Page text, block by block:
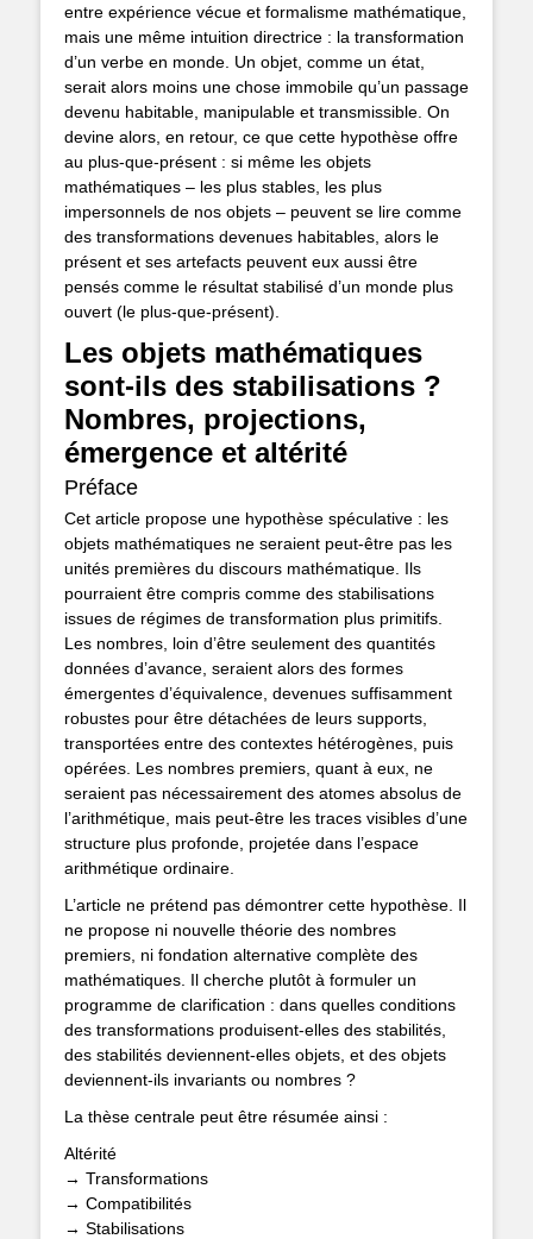
entre expérience vécue et formalisme mathématique,
mais une même intuition directrice : la transformation
d’un verbe en monde. Un objet, comme un état,
serait alors moins une chose immobile qu’un passage
devenu habitable, manipulable et transmissible. On
devine alors, en retour, ce que cette hypothèse offre
au plus-que-présent : si même les objets
mathématiques – les plus stables, les plus
impersonnels de nos objets – peuvent se lire comme
des transformations devenues habitables, alors le
présent et ses artefacts peuvent eux aussi être
pensés comme le résultat stabilisé d’un monde plus
ouvert (le plus-que-présent).
Les objets mathématiques
sont-ils des stabilisations ?
Nombres, projections,
émergence et altérité
Préface
Cet article propose une hypothèse spéculative : les
objets mathématiques ne seraient peut-être pas les
unités premières du discours mathématique. Ils
pourraient être compris comme des stabilisations
issues de régimes de transformation plus primitifs.
Les nombres, loin d’être seulement des quantités
données d’avance, seraient alors des formes
émergentes d’équivalence, devenues suffisamment
robustes pour être détachées de leurs supports,
transportées entre des contextes hétérogènes, puis
opérées. Les nombres premiers, quant à eux, ne
seraient pas nécessairement des atomes absolus de
l’arithmétique, mais peut-être les traces visibles d’une
structure plus profonde, projetée dans l’espace
arithmétique ordinaire.
L’article ne prétend pas démontrer cette hypothèse. Il
ne propose ni nouvelle théorie des nombres
premiers, ni fondation alternative complète des
mathématiques. Il cherche plutôt à formuler un
programme de clarification : dans quelles conditions
des transformations produisent-elles des stabilités,
des stabilités deviennent-elles objets, et des objets
deviennent-ils invariants ou nombres ?
La thèse centrale peut être résumée ainsi :
Altérité
→ Transformations
→ Compatibilités
→ Stabilisations